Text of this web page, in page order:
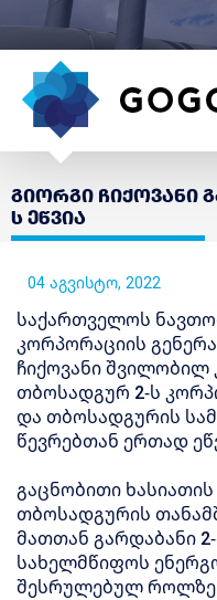
გიორგი ჩიქოვანი
ს ეწვია
04 აგვისტო, 2022
საქართველოს
კორპორაციის
ჩიქოვანი შვილობილ
თბოსადგურ 2-ს
და თბოსადგურის
წევრებთან ერთად
გაცნობითი
თბოსადგურის
მათთან გარდაბანი
სახელმწიფოს
შესრულებულ როლზე